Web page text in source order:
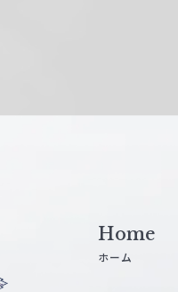
Home
ホーム